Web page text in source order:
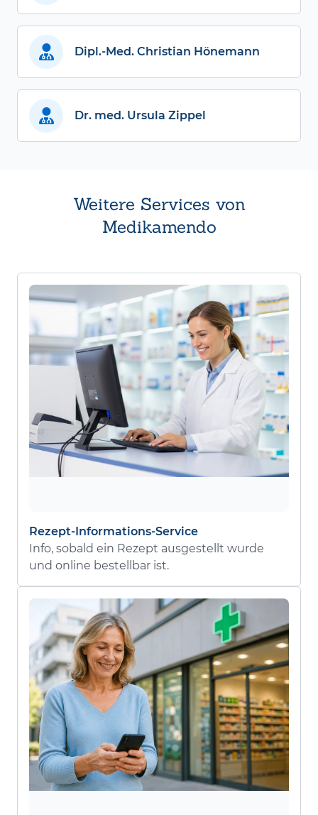
Dipl.-Med. Christian Hönemann
Dr. med. Ursula Zippel
Weitere Services von
Medikamendo
Rezept-Informations-Service
Info, sobald ein Rezept ausgestellt wurde
und online bestellbar ist.